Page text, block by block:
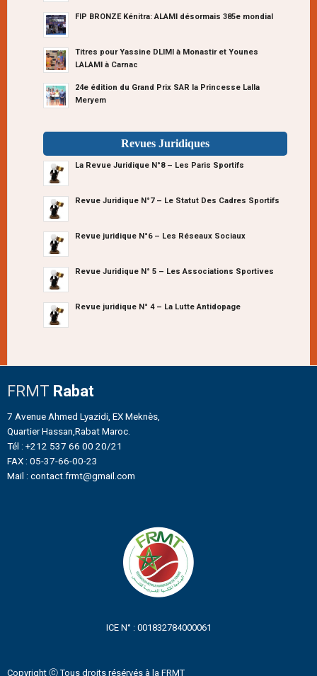
FIP BRONZE Kénitra: ALAMI désormais 385e mondial
Titres pour Yassine DLIMI à Monastir et Younes
LALAMI à Carnac
24e édition du Grand Prix SAR la Princesse Lalla
Meryem
Revues Juridiques
La Revue Juridique N°8 – Les Paris Sportifs
Revue Juridique N°7 – Le Statut Des Cadres Sportifs
Revue juridique N°6 – Les Réseaux Sociaux
Revue Juridique N° 5 – Les Associations Sportives
Revue juridique N° 4 – La Lutte Antidopage
FRMT Rabat
7 Avenue Ahmed Lyazidi, EX Meknès,
Quartier Hassan,Rabat Maroc.
Tél : +212 537 66 00 20/21
FAX : 05-37-66-00-23
Mail : contact.frmt@gmail.com
ICE N° : 001832784000061
Copyright ⓒ Tous droits résérvés à la FRMT